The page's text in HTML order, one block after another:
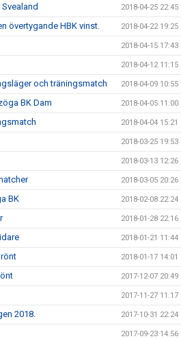
2018-04-25 22:45
övertygande HBK vinst. 2018-04-22 19:25
2018-04-15 17:43
2018-04-12 11:15
och träningsmatch 2018-04-09 10:55
BK Dam 2018-04-05 11:00
2018-04-04 15:21
2018-03-25 19:53
2018-03-13 12:26
2018-03-05 20:26
BK 2018-02-08 22:24
2018-01-28 22:16
2018-01-21 11:44
2018-01-17 14:01
2017-12-07 20:49
2017-11-27 11:17
2018. 2017-10-31 22:24
2017-09-23 14:56